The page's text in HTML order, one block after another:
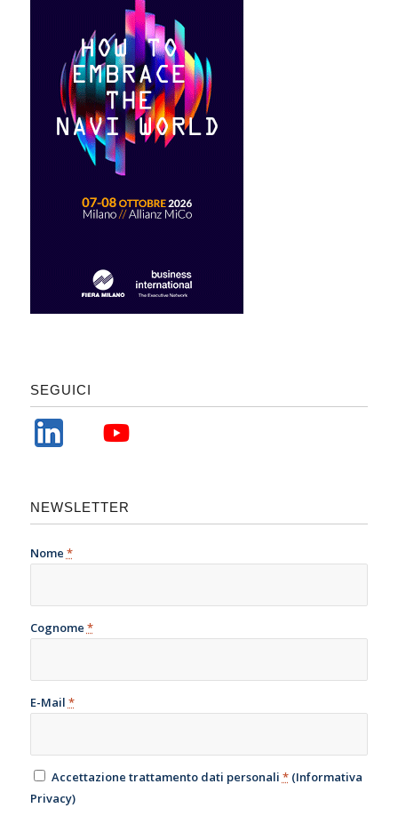
SEGUICI
NEWSLETTER
Nome *
Cognome *
E-Mail *
Accettazione trattamento dati personali *(Informativa
Privacy)